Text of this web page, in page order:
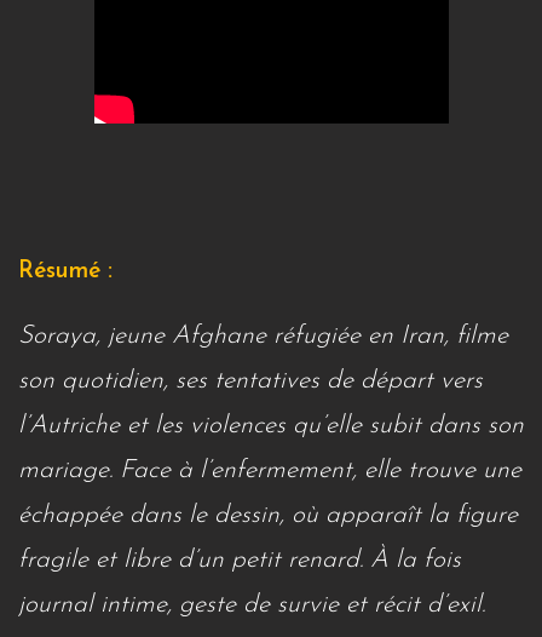
Résumé :
Soraya, jeune Afghane réfugiée en Iran, filme
son quotidien, ses tentatives de départ vers
l’Autriche et les violences qu’elle subit dans son
mariage. Face à l’enfermement, elle trouve une
échappée dans le dessin, où apparaît la figure
fragile et libre d’un petit renard. À la fois
journal intime, geste de survie et récit d’exil.